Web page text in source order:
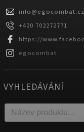
info@egocombat.cz
+420 702272771
https://
egocombat
VYHLEDÁVÁNÍ